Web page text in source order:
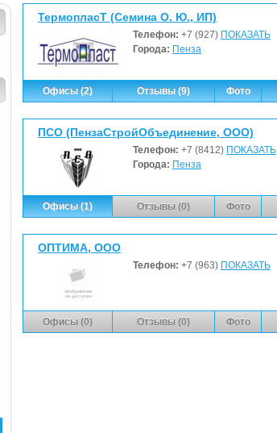
ТермопласТ (Семина О. Ю., ИП)
Телефон: +7 (927) ПОКАЗАТЬ
Города: Пенза
Офисы (2) Отзывы (9) Фото
ПСО (ПензаСтройОбъединение, ООО)
Телефон: +7 (8412) ПОКАЗАТЬ
Города: Пенза
Офисы (1) Отзывы (0) Фото
ОПТИМА, ООО
Телефон: +7 (963) ПОКАЗАТЬ
Офисы (0) Отзывы (0) Фото